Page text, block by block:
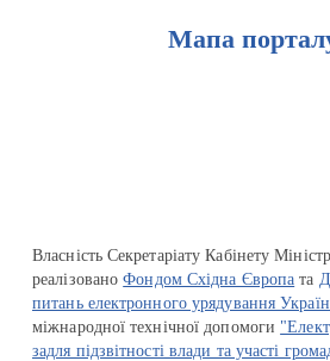
Мапа
Власність Секретаріату Кабінету
реалізованоФондом Східна Європа та
питань електронного урядування
міжнародної технічної допомоги
задля підзвітності влади та участі